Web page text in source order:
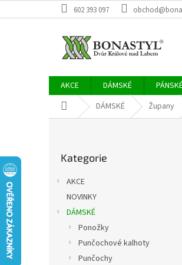
na
602 393 097
AKCE DÁMSKÉ
Domů DÁMSKÉ Župany
kategorie
Kategorie
AKCE
NOVINKY
DÁMSKÉ
Ponožky
Punčochové kalhoty
Punčochy